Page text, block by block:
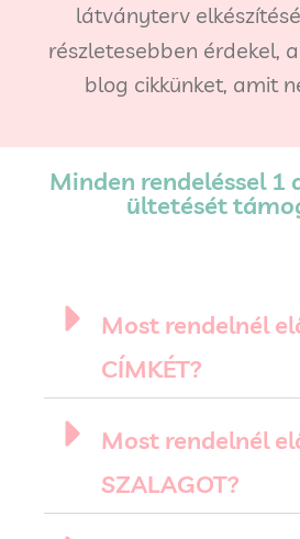
látványterv
részletesebben érdekel,
blog cikkünket, amit
Minden rendeléssel 1
ültetését
Most rendelnél
CÍMKÉT?
Most rendelnél
SZALAGOT?